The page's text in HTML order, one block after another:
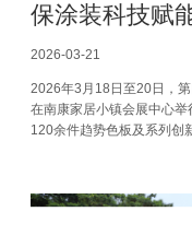
保涂装科技赋
2026-03-21
2026年3月18日至20日，
在南康家居小镇会展中心举
120余件趋势色板及系列创